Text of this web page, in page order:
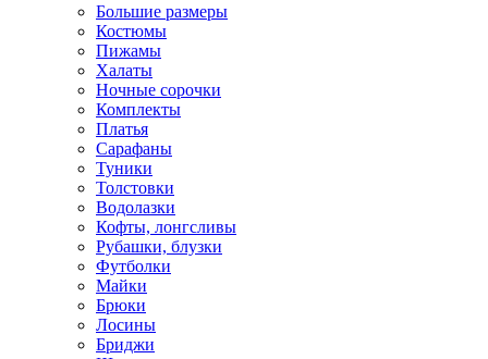
Большие размеры
Костюмы
Пижамы
Халаты
Ночные сорочки
Комплекты
Платья
Сарафаны
Туники
Толстовки
Водолазки
Кофты, лонгсливы
Рубашки, блузки
Футболки
Майки
Брюки
Лосины
Бриджи